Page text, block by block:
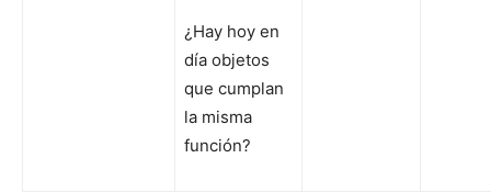
¿Hay hoy en
día objetos
que cumplan
la misma
función?